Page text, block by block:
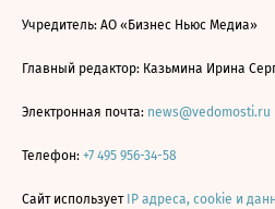
Учредитель: АО «Бизнес Ньюс Медиа»
Главный редактор: Казьмина Ирина
Электронная почта: news@vedomosti.ru
Телефон: +7 495 956-34-58
Сайт использует IP адреса, cookie и